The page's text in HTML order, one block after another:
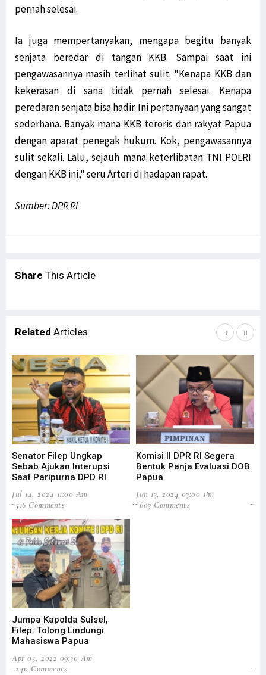
pernah selesai.
Ia juga mempertanyakan, mengapa begitu banyak
senjata beredar di tangan KKB. Sampai saat ini
pengawasannya masih terlihat sulit. "Kenapa KKB dan
kekerasan di sana tidak pernah selesai. Kenapa
peredaran senjata bisa hadir. Ini pertanyaan yang sangat
sederhana. Banyak mana KKB teroris dan rakyat Papua
dengan aparat penegak hukum. Kok, pengawasannya
sulit sekali. Lalu, sejauh mana keterlibatan TNI POLRI
dengan KKB ini," seru Arteri di hadapan rapat.
Sumber: DPR RI
Share This Article
Related Articles
Senator Filep Ungkap
Sebab Ajukan Interupsi
Saat Paripurna DPD RI
Jul 14, 2024 11:00 Am
516 Comments
Komisi II DPR RI Segera
Bentuk Panja Evaluasi DOB
Papua
Jun 13, 2024 03:00 Pm
603 Comments
Jumpa Kapolda Sulsel,
Filep: Tolong Lindungi
Mahasiswa Papua
Apr 05, 2022 09:30 Am
240 Comments